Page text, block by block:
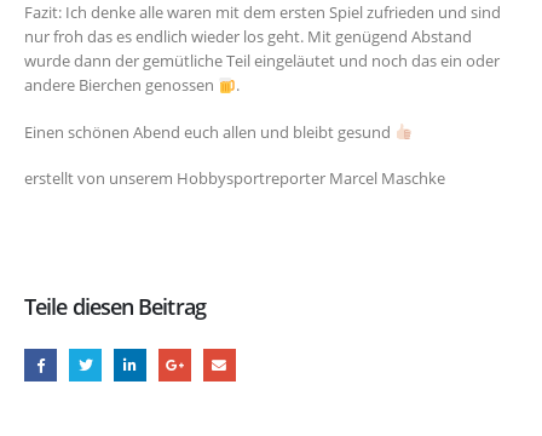
Fazit: Ich denke alle waren mit dem ersten Spiel zufrieden und sind
nur froh das es endlich wieder los geht. Mit genügend Abstand
wurde dann der gemütliche Teil eingeläutet und noch das ein oder
andere Bierchen genossen
.
Einen schönen Abend euch allen und bleibt gesund
erstellt von unserem Hobbysportreporter Marcel Maschke
Teile diesen Beitrag